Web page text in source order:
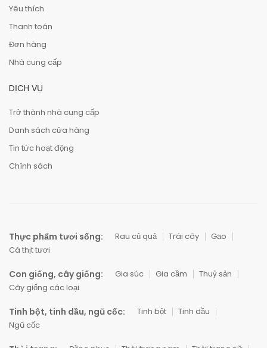
Yêu thích
Thanh toán
Đơn hàng
Nhà cung cấp
DỊCH VỤ
Trở thành nhà cung cấp
Danh sách cửa hàng
Tin tức hoạt động
Chính sách
Thực phẩm tươi sống: Rau củ quả Trái cây
Gạo
Cá thịt tươi
Con giống, cây giống: Gia súc Gia cầm
Thuỷ sản
Cây giống các loại
Tinh bột, tinh dầu, ngũ cốc: Tinh bột
Tinh dầu
Ngũ cốc